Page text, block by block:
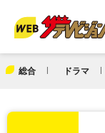
総合 ドラマ